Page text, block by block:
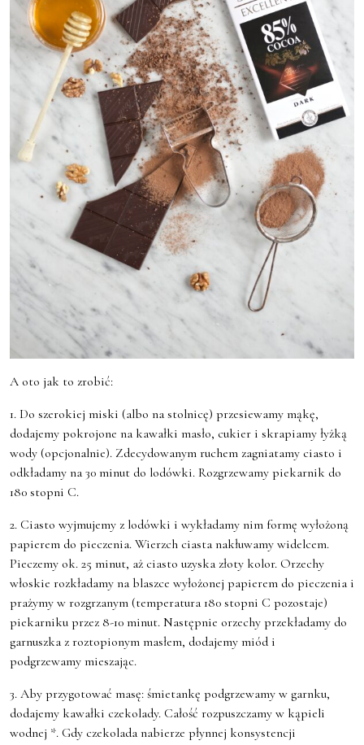
A oto jak to zrobić:
1. Do szerokiej miski (albo na stolnicę) przesiewamy mąkę,
dodajemy pokrojone na kawałki masło, cukier i skrapiamy łyżką
wody (opcjonalnie). Zdecydowanym ruchem zagniatamy ciasto i
odkładamy na 30 minut do lodówki. Rozgrzewamy piekarnik do
180 stopni C.
2. Ciasto wyjmujemy z lodówki i wykładamy nim formę wyłożoną
papierem do pieczenia. Wierzch ciasta nakłuwamy widelcem.
Pieczemy ok. 25 minut, aż ciasto uzyska złoty kolor. Orzechy
włoskie rozkładamy na blaszce wyłożonej papierem do pieczenia i
prażymy w rozgrzanym (temperatura 180 stopni C pozostaje)
piekarniku przez 8-10 minut. Następnie orzechy przekładamy do
garnuszka z roztopionym masłem, dodajemy miód i
podgrzewamy mieszając.
3. Aby przygotować masę: śmietankę podgrzewamy w garnku,
dodajemy kawałki czekolady. Całość rozpuszczamy w kąpieli
wodnej *. Gdy czekolada nabierze płynnej konsystencji